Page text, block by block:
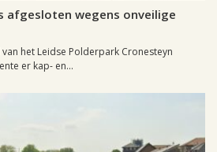
afgesloten wegens onveilige
het Leidse Polderpark Cronesteyn
er kap- en...